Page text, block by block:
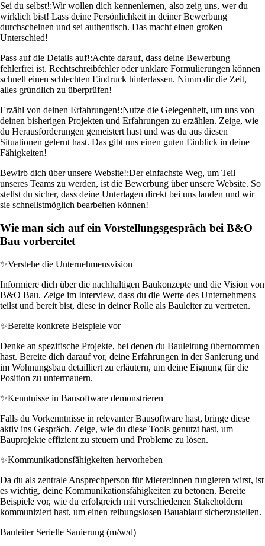
Sei du selbst!:Wir wollen dich kennenlernen, also zeig uns, wer du
wirklich bist! Lass deine Persönlichkeit in deiner Bewerbung
durchscheinen und sei authentisch. Das macht einen großen
Unterschied!
Pass auf die Details auf!:Achte darauf, dass deine Bewerbung
fehlerfrei ist. Rechtschreibfehler oder unklare Formulierungen können
schnell einen schlechten Eindruck hinterlassen. Nimm dir die Zeit,
alles gründlich zu überprüfen!
Erzähl von deinen Erfahrungen!:Nutze die Gelegenheit, um uns von
deinen bisherigen Projekten und Erfahrungen zu erzählen. Zeige, wie
du Herausforderungen gemeistert hast und was du aus diesen
Situationen gelernt hast. Das gibt uns einen guten Einblick in deine
Fähigkeiten!
Bewirb dich über unsere Website!:Der einfachste Weg, um Teil
unseres Teams zu werden, ist die Bewerbung über unsere Website. So
stellst du sicher, dass deine Unterlagen direkt bei uns landen und wir
sie schnellstmöglich bearbeiten können!
Wie man sich auf ein Vorstellungsgespräch bei B&O
Bau vorbereitet
✨Verstehe die Unternehmensvision
Informiere dich über die nachhaltigen Baukonzepte und die Vision von
B&O Bau. Zeige im Interview, dass du die Werte des Unternehmens
teilst und bereit bist, diese in deiner Rolle als Bauleiter zu vertreten.
✨Bereite konkrete Beispiele vor
Denke an spezifische Projekte, bei denen du Bauleitung übernommen
hast. Bereite dich darauf vor, deine Erfahrungen in der Sanierung und
im Wohnungsbau detailliert zu erläutern, um deine Eignung für die
Position zu untermauern.
✨Kenntnisse in Bausoftware demonstrieren
Falls du Vorkenntnisse in relevanter Bausoftware hast, bringe diese
aktiv ins Gespräch. Zeige, wie du diese Tools genutzt hast, um
Bauprojekte effizient zu steuern und Probleme zu lösen.
✨Kommunikationsfähigkeiten hervorheben
Da du als zentrale Ansprechperson für Mieter:innen fungieren wirst, ist
es wichtig, deine Kommunikationsfähigkeiten zu betonen. Bereite
Beispiele vor, wie du erfolgreich mit verschiedenen Stakeholdern
kommuniziert hast, um einen reibungslosen Bauablauf sicherzustellen.
Bauleiter Serielle Sanierung (m/w/d)